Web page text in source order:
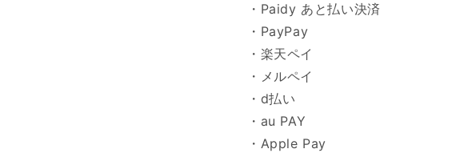
・Paidy あと払い決済
・PayPay
・楽天ペイ
・メルペイ
・d払い
・au PAY
・Apple Pay